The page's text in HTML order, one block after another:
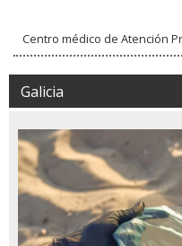
Centro médico de Atención
Galicia